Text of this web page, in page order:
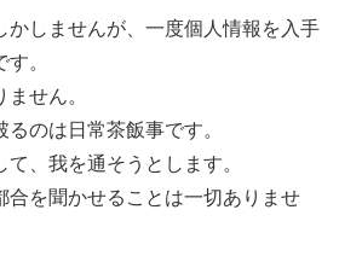
かしませんが、一度個人情報を入手
。
せん。
のは日常茶飯事です。
、我を通そうとします。
合を聞かせることは一切ありませ